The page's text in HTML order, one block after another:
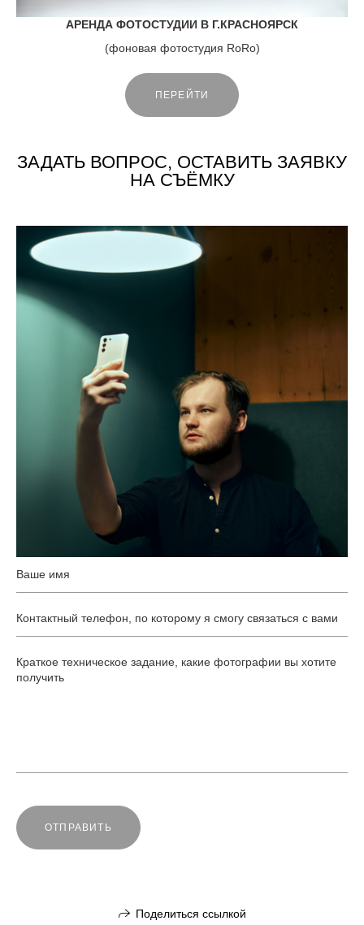
АРЕНДА ФОТОСТУДИИ В Г.КРАСНОЯРСК
(фоновая фотостудия RoRo)
ПЕРЕЙТИ
ЗАДАТЬ ВОПРОС, ОСТАВИТЬ ЗАЯВКУ
НА СЪЁМКУ
ОТПРАВИТЬ
Поделиться ссылкой